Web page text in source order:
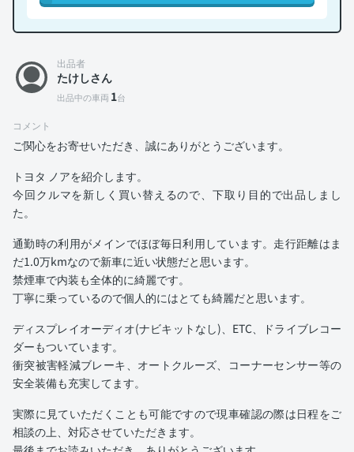
出品者
たけしさん
出品中の車両 1台
コメント
ご関心をお寄せいただき、誠にありがとうございます。
トヨタ ノアを紹介します。
今回クルマを新しく買い替えるので、下取り目的で出品しまし
た。
通勤時の利用がメインでほぼ毎日利用しています。走行距離はま
だ1.0万kmなので新車に近い状態だと思います。
禁煙車で内装も全体的に綺麗です。
丁寧に乗っているので個人的にはとても綺麗だと思います。
ディスプレイオーディオ(ナビキットなし)、ETC、ドライブレコー
ダーもついています。
衝突被害軽減ブレーキ、オートクルーズ、コーナーセンサー等の
安全装備も充実してます。
実際に見ていただくことも可能ですので現車確認の際は日程をご
相談の上、対応させていただきます。